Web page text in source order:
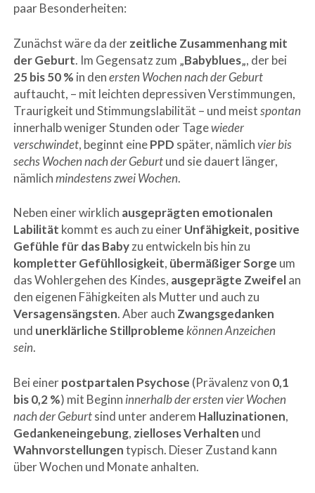
paar Besonderheiten:
Zunächst wäre da derzeitliche Zusammenhang mit
der Geburt. Im Gegensatz zum „Babyblues„, der bei
25 bis 50 % in denersten Wochen nach der Geburt
auftaucht, – mit leichten depressiven Verstimmungen,
Traurigkeit und Stimmungslabilität – und meistspontan
innerhalb weniger Stunden oder Tagewieder
verschwindet, beginnt einePPD später, nämlichvier bis
sechs Wochen nach der Geburtund sie dauert länger,
nämlichmindestens zwei Wochen.
Neben einer wirklich ausgeprägten emotionalen
Labilität kommt es auch zu einerUnfähigkeit, positive
Gefühle für das Babyzu entwickeln bis hin zu
kompletter Gefühllosigkeit, übermäßiger Sorge um
das Wohlergehen des Kindes, ausgeprägte Zweifelan
den eigenen Fähigkeiten als Mutter und auch zu
Versagensängsten. Aber auch Zwangsgedanken
und unerklärliche Stillproblemekönnen Anzeichen
sein.
Bei einerpostpartalen Psychose (Prävalenz von 0,1
bis 0,2 %) mit Beginn innerhalb der ersten vier Wochen
nach der Geburtsind unter anderem Halluzinationen,
Gedankeneingebung, zielloses Verhalten und
Wahnvorstellungentypisch. Dieser Zustand kann
über Wochen und Monate anhalten.